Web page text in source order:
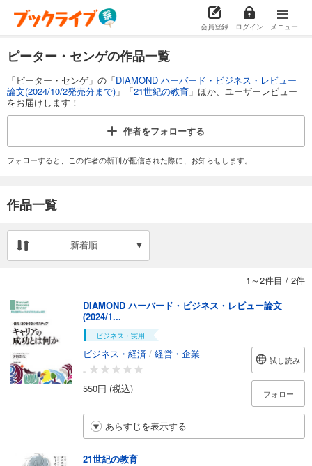
会員登録 ログイン メニュー
ピーター・センゲの作品一覧
「ピーター・センゲ」の「DIAMOND ハーバード・ビジネス・レビュー
論文(2024/10/2発売分まで) 」「21世紀の教育 」ほか、ユーザーレビュー
をお届けします！
作者をフォローする
フォローすると、この作者の新刊が配信された際に、お知らせします。
作品一覧
新着順
1～2件目 / 2件
DIAMOND ハーバード・ビジネス・レビュー論文
(2024/1...
ビジネス・実用
ビジネス・経済 / 経営・企業
-
550円 (税込)
試し読み
フォロー
あらすじを表示する
21世紀の教育